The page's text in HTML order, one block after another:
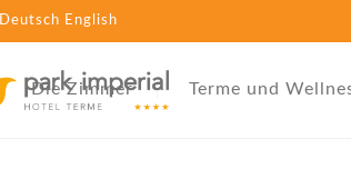
Deutsch English
Die Zimmer Terme und